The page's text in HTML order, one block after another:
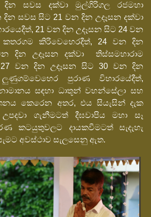
සවස දක්වා මුල්ගිරිගල රජමහා
දින සවස සිට 21 වන දින උදෑසන දක්වා
21 වන දින උදෑසන සිට 24 වන
කතරගම කිරිවෙහෙරදීත්, 24 වන දින
දින උදෑසන දක්වා තිස්සමහාරාම
27 වන දින උදෑසන සිට 30 වන දින
පුරාණ විහාරයේදීත්,
සඳහා ධාතූන් වහන්සේලා සහ
කෙරෙන අතර, එය සියැසින් දැක
ගැනීමටත් දීඝවාපිය මහා සෑ
කටයුතුවලට දායකවීමටත් සැදැහැ
අවස්ථාව සැලසෙනු ඇත.